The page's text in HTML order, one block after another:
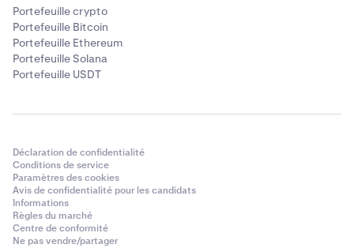
Portefeuille crypto
Portefeuille Bitcoin
Portefeuille Ethereum
Portefeuille Solana
Portefeuille USDT
Déclaration de confidentialité
Conditions de service
Paramètres des cookies
Avis de confidentialité pour les candidats
Informations
Règles du marché
Centre de conformité
Ne pas vendre/partager